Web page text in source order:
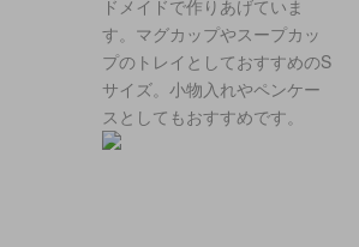
ドメイドで作りあげていま
す。マグカップやスープカッ
プのトレイとしておすすめのS
サイズ。小物入れやペンケー
スとしてもおすすめです。